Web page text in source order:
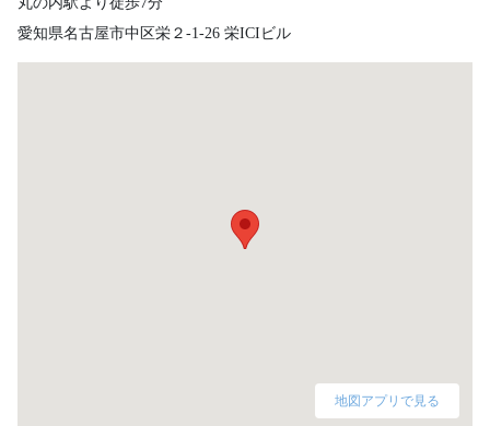
愛知県名古屋市中区栄２-1-26 栄ICIビル
地図アプリで見る